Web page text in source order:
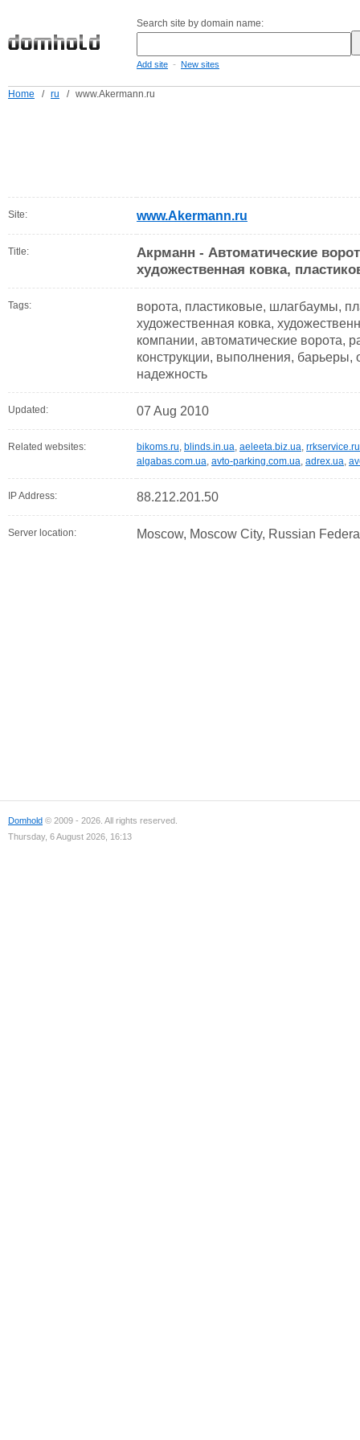
Search site by domain name:
Add site - New sites
Home / ru / www.Akermann.ru
Site: www.Akermann.ru
Title:
Акрманн - Автоматические
художественная ковка,
Tags:
ворота, пластиковые, шлагбаумы,
художественная ковка,
компании, автоматические ворота,
конструкции, выполнения,
надежность
Updated: 07 Aug 2010
Related websites: bikoms.ru, blinds.in.ua, aeleeta.biz.ua, rrkservice.ru
algabas.com.ua, avto-parking.com.ua, adrex.ua,
IP Address: 88.212.201.50
Server location: Moscow, Moscow City, Russian
Domhold © 2009 - 2026. All rights reserved.
Thursday, 6 August 2026, 16:13